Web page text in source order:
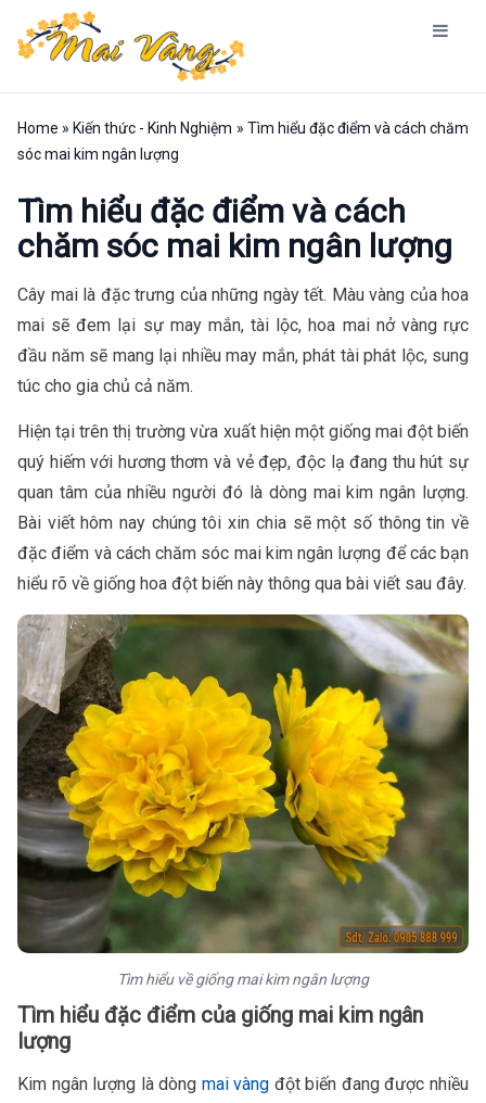
Home » Kiến thức - Kinh Nghiệm » Tìm hiểu đặc điểm và cách chăm
sóc mai kim ngân lượng
Tìm hiểu đặc điểm và cách
chăm sóc mai kim ngân lượng
Cây mai là đặc trưng của những ngày tết. Màu vàng của hoa
mai sẽ đem lại sự may mắn, tài lộc, hoa mai nở vàng rực
đầu năm sẽ mang lại nhiều may mắn, phát tài phát lộc, sung
túc cho gia chủ cả năm.
Hiện tại trên thị trường vừa xuất hiện một giống mai đột biến
quý hiếm với hương thơm và vẻ đẹp, độc lạ đang thu hút sự
quan tâm của nhiều người đó là dòng mai kim ngân lượng.
Bài viết hôm nay chúng tôi xin chia sẽ một số thông tin về
đặc điểm và cách chăm sóc mai kim ngân lượng để các bạn
hiểu rõ về giống hoa đột biến này thông qua bài viết sau đây.
Tìm hiểu về giống mai kim ngân lượng
Tìm hiểu đặc điểm của giống mai kim ngân
lượng
Kim ngân lượng là dòng mai vàng đột biến đang được nhiều